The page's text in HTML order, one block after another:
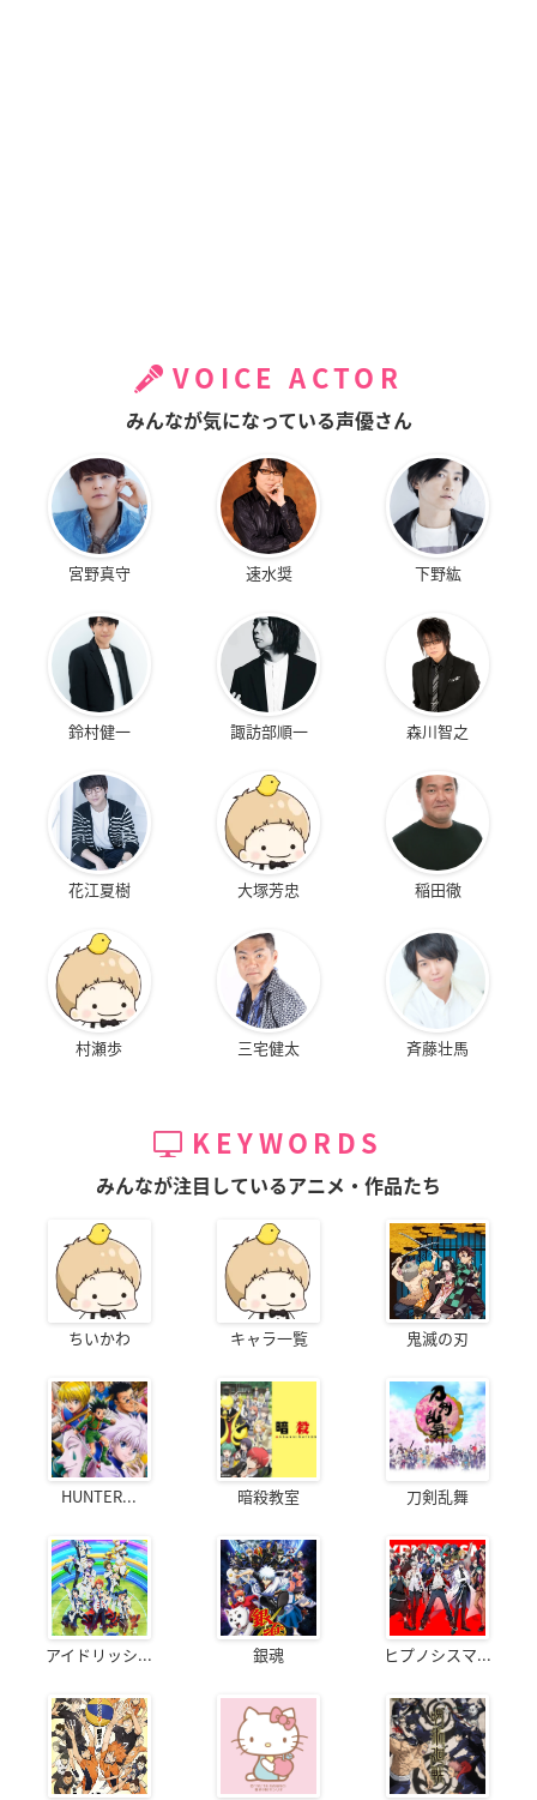
VOICE ACTOR
みんなが気になっている声優さん
宮野真守 速水奨 下野紘
鈴村健一 諏訪部順一 森川智之
花江夏樹 大塚芳忠 稲田徹
村瀬歩 三宅健太 斉藤壮馬
KEYWORDS
みんなが注目しているアニメ・作品たち
ちいかわ キャラ一覧 鬼滅の刃
HUNTER... 暗殺教室 刀剣乱舞
アイドリッシ... 銀魂 ヒプノシスマ...